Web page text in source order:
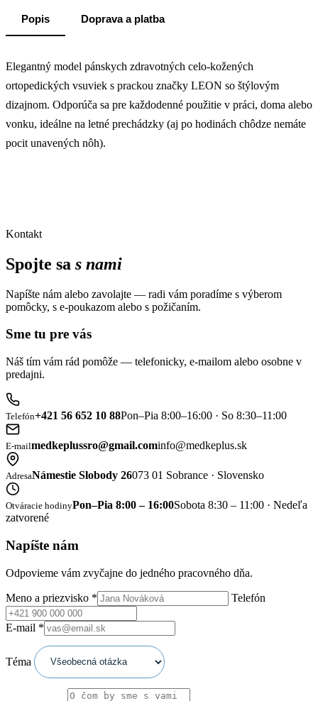
Popis Doprava a platba
Elegantný model pánskych zdravotných celo-kožených
ortopedických vsuviek s prackou značky LEON so štýlovým
dizajnom. Odporúča sa pre každodenné použitie v práci, doma alebo
vonku, ideálne na letné prechádzky (aj po hodinách chôdze nemáte
pocit unavených nôh).
Kontakt
Spojte sa s nami
Napíšte nám alebo zavolajte — radi vám poradíme s výberom
pomôcky, s e-poukazom alebo s požičaním.
Sme tu pre vás
Náš tím vám rád pomôže — telefonicky, e-mailom alebo osobne v
predajni.
Telefón+421 56 652 10 88Pon–Pia 8:00–16:00 · So 8:30–11:00
E-mailmedkeplussro@gmail.cominfo@medkeplus.sk
AdresaNámestie Slobody 26073 01 Sobrance · Slovensko
Otváracie hodinyPon–Pia 8:00 – 16:00Sobota 8:30 – 11:00 · Nedeľa
zatvorené
Napíšte nám
Odpovieme vám zvyčajne do jedného pracovného dňa.
Meno a priezvisko * Telefón
E-mail *
Téma